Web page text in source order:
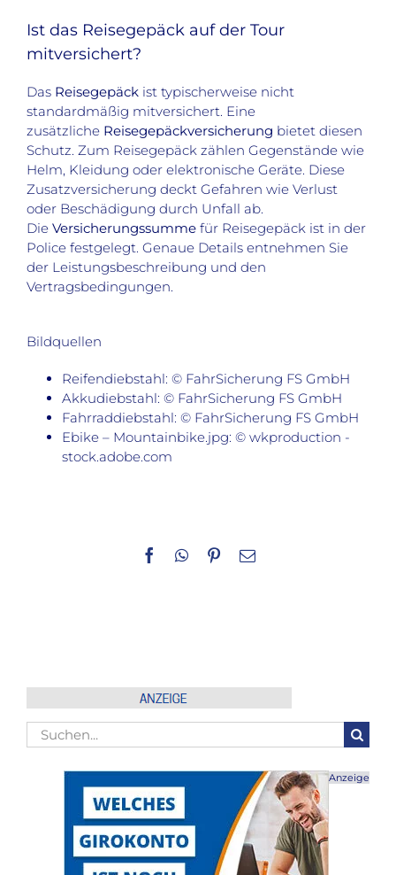
Ist das Reisegepäck auf der Tour
mitversichert?
Das Reisegepäckist typischerweise nicht
standardmäßig mitversichert. Eine
zusätzliche Reisegepäckversicherung bietet diesen
Schutz. Zum Reisegepäck zählen Gegenstände wie
Helm, Kleidung oder elektronische Geräte. Diese
Zusatzversicherung deckt Gefahren wie Verlust
oder Beschädigung durch Unfall ab.
Die Versicherungssummefür Reisegepäck ist in der
Police festgelegt. Genaue Details entnehmen Sie
der Leistungsbeschreibung und den
Vertragsbedingungen.
Bildquellen
Reifendiebstahl: © FahrSicherung FS GmbH
Akkudiebstahl: © FahrSicherung FS GmbH
Fahrraddiebstahl: © FahrSicherung FS GmbH
Ebike – Mountainbike.jpg: © wkproduction -
stock.adobe.com
Facebook
WhatsApp
Pinterest
E-
Suche
nach:
Anzeige